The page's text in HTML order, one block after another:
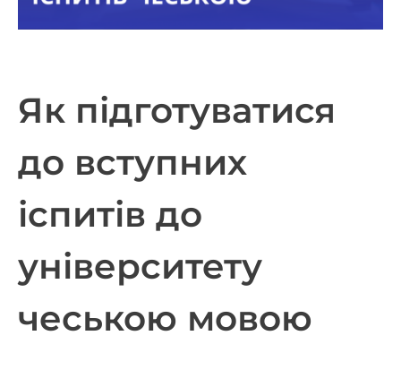
Як підготуватися
до вступних
іспитів до
університету
чеською мовою